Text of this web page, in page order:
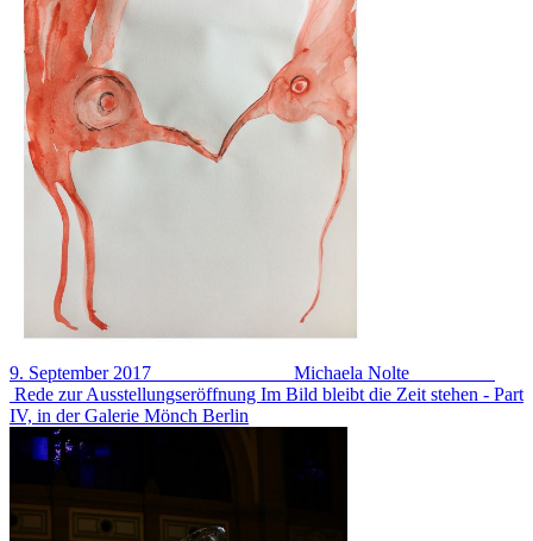
9. September 2017 Michaela Nolte
Rede zur Ausstellungseröffnung Im Bild bleibt die Zeit stehen - Part
IV, in der Galerie Mönch Berlin